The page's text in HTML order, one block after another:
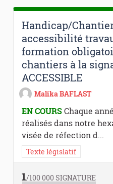
Handicap/
accessibilité
formation
chantiers à la
ACCESSIBLE
Malika BAFLAST
EN COURSChaque
réalisés dans notre
visée de réfection d...
Texte législatif
1/100 000SIGNATURE